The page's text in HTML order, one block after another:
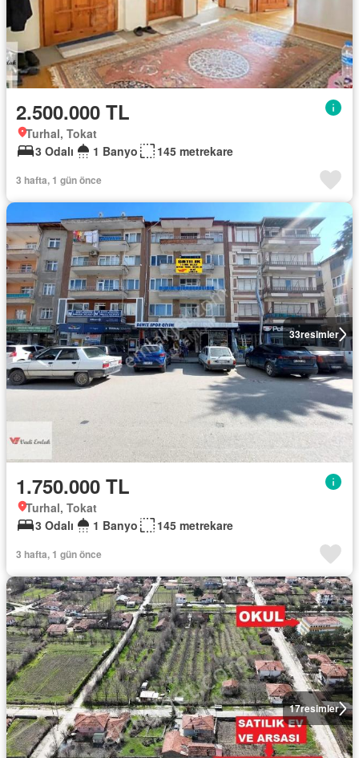
2.500.000 TL
Turhal, Tokat
3 Odalı
1 Banyo 145 metrekare
3 hafta, 1 gün önce
33resimler
1.750.000 TL
Turhal, Tokat
3 Odalı
1 Banyo 145 metrekare
3 hafta, 1 gün önce
17resimler